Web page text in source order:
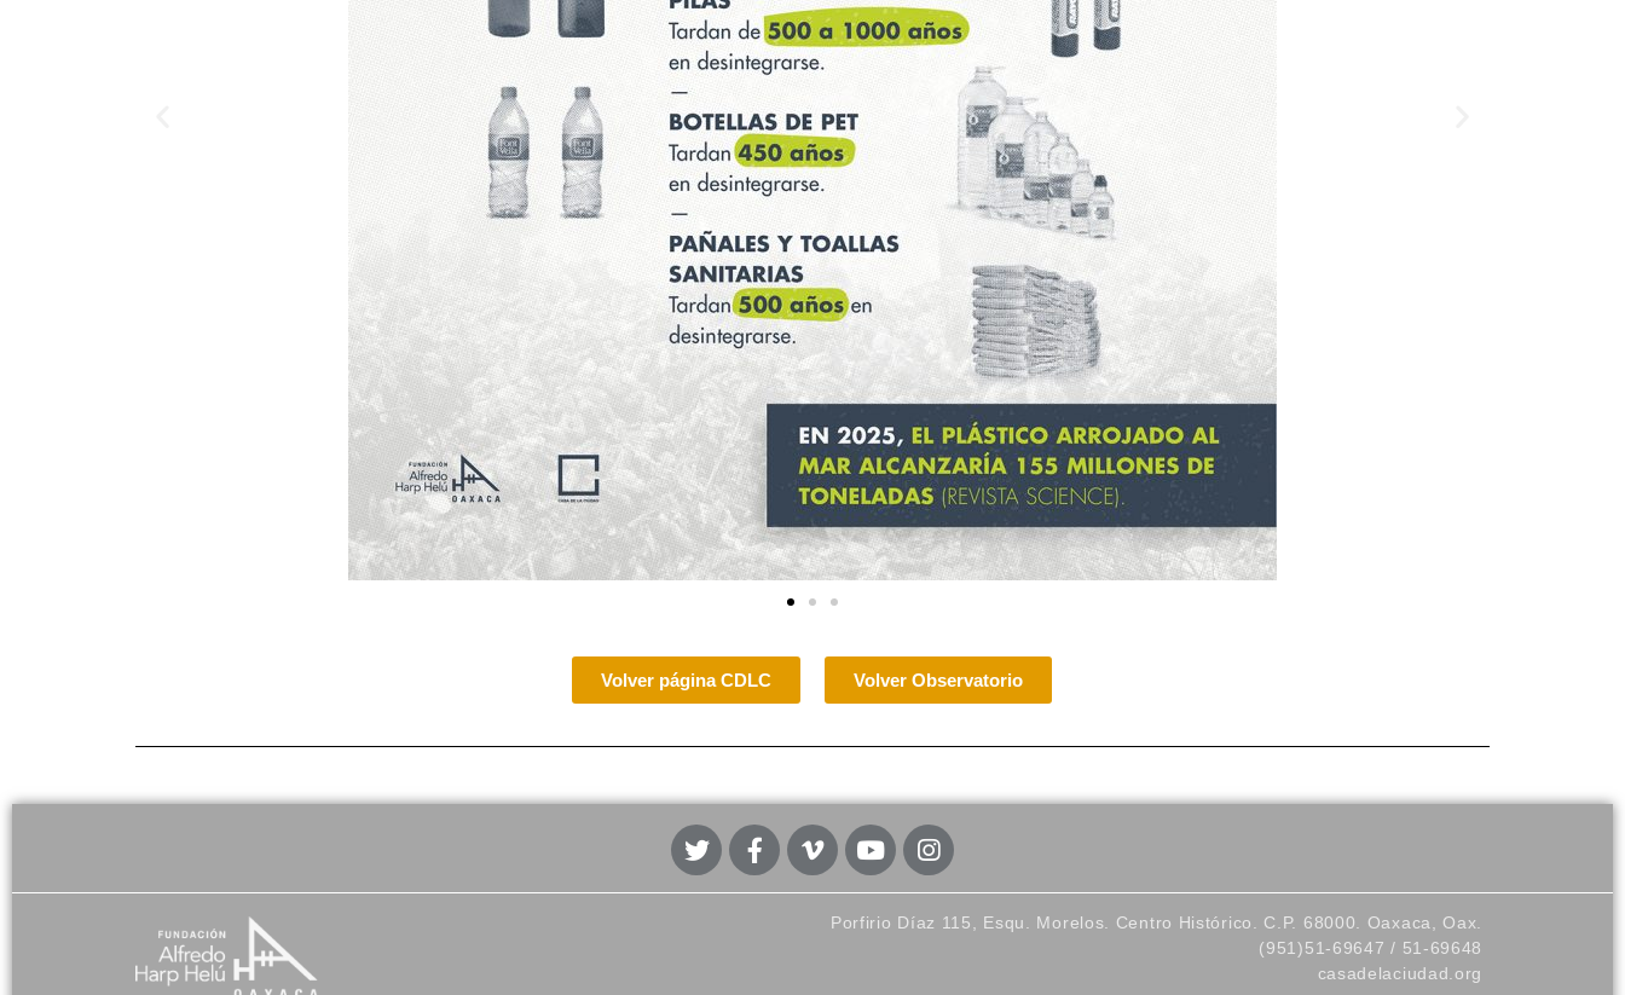
Volver página CDLC Volver Observatorio
Porfirio Díaz 115, Esqu. Morelos. Centro Histórico. C.P. 68000. Oaxaca, Oax.
(951)51-69647 / 51-69648
casadelaciudad.org